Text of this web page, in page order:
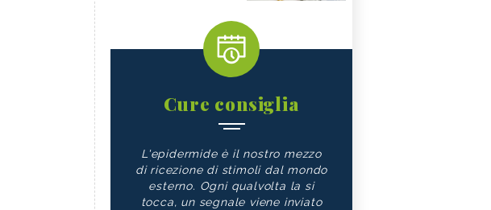
Cure consiglia
L'epidermide è il nostro mezzo
di ricezione di stimoli dal mondo
esterno. Ogni qualvolta la si
tocca, un segnale viene inviato